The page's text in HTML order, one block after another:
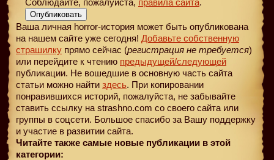
Опубликовать
Ваша личная horror-история может быть опубликована
на нашем сайте уже сегодня! Добавьте собственную
страшилку прямо сейчас (регистрация не требуется)
или перейдите к чтению предыдущей/следующей
публикации. Не вошедшие в основную часть сайта
статьи можно найти здесь. При копировании
понравившихся историй, пожалуйста, не забывайте
ставить ссылку на strashno.com со своего сайта или
группы в соцсети. Большое спасибо за Вашу поддержку
и участие в развитии сайта.
Читайте также самые новые публикации в этой
категории: